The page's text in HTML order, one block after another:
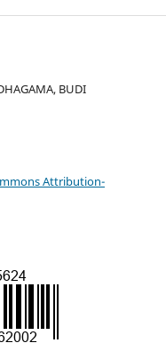
BUDI
Attribution-